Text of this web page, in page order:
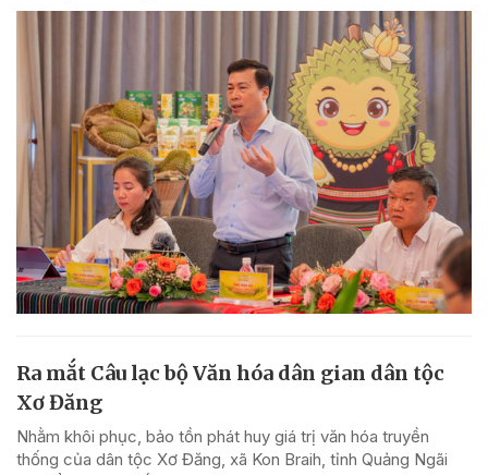
Ra mắt Câu lạc bộ Văn hóa dân gian dân tộc
Xơ Đăng
Nhằm khôi phục, bảo tồn phát huy giá trị văn hóa truyền
thống của dân tộc Xơ Đăng, xã Kon Braih, tỉnh Quảng Ngãi